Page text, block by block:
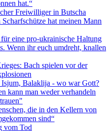
hat.“
Freiwilliger in Butscha
hat meinen Mann
eine pro-ukrainische Haltung
Wenn ihr euch umdreht, knallen
Bach spielen vor der
Balaklija - wo war Gott?
kann man weder verhandeln
die in den Kellern von
sind“
vom Tod